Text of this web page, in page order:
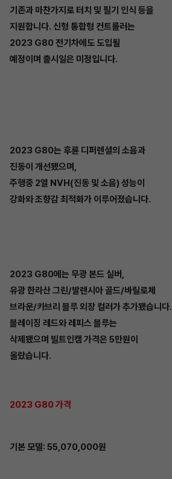
기존과 마찬가지로 터치 및 필기 인식 등을
지원합니다. 신형 통합형 컨트롤러는
2023 G80 전기차에도 도입될
예정이며 출시일은 미정입니다.
2023 G80는 후륜 디퍼렌셜의 소음과
진동이 개선됐으며,
주행중 2열 NVH(진동 및 소음) 성능이
강화와 조향감 최적화가 이루어졌습니다.
2023 G80에는 무광 본드 실버,
유광 한라산 그린/발렌시아 골드/바릴로체
브라운/카브리 블루 외장 컬러가 추가됐습니다.
블레이징 레드와 레피스 블루는
삭제됐으며 빌트인캠 가격은 5만원이
올랐습니다.
2023 G80 가격
기본 모델: 55,070,000원